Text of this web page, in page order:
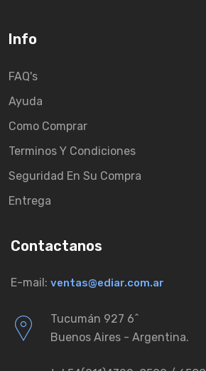
Info
FAQ's
Ayuda
Como Comprar
Terminos Y Condiciones
Seguridad En Su Compra
Entrega
Contactanos
E-mail: ventas@ediar.com.ar
Tucumán 927 6ˆ
Buenos Aires - Argentina.